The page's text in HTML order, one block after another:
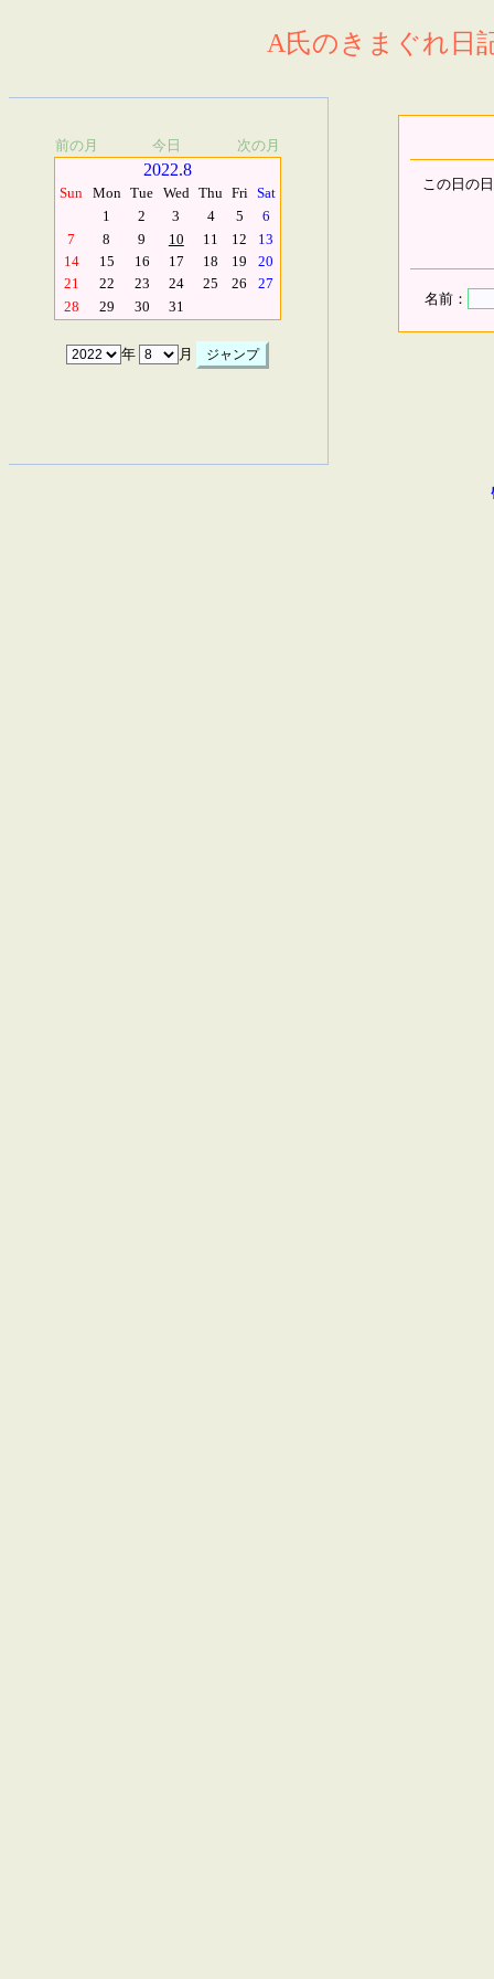
A氏のきまぐれ日
前の月 今日 次の月
2022.8
Sun Mon Tue Wed Thu Fri Sat
1
2 3 4 5
6
7
8 9 10 11 12
13
14
15 16 17 18 19
20
21
22 23 24 25 26
27
28
29 30 31
年 月
この日の
名前：